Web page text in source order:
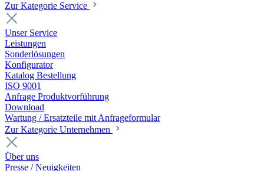
Zur Kategorie Service
Unser Service
Leistungen
Sonderlösungen
Konfigurator
Katalog Bestellung
ISO 9001
Anfrage Produktvorführung
Download
Wartung / Ersatzteile mit Anfrageformular
Zur Kategorie Unternehmen
Über uns
Presse / Neuigkeiten